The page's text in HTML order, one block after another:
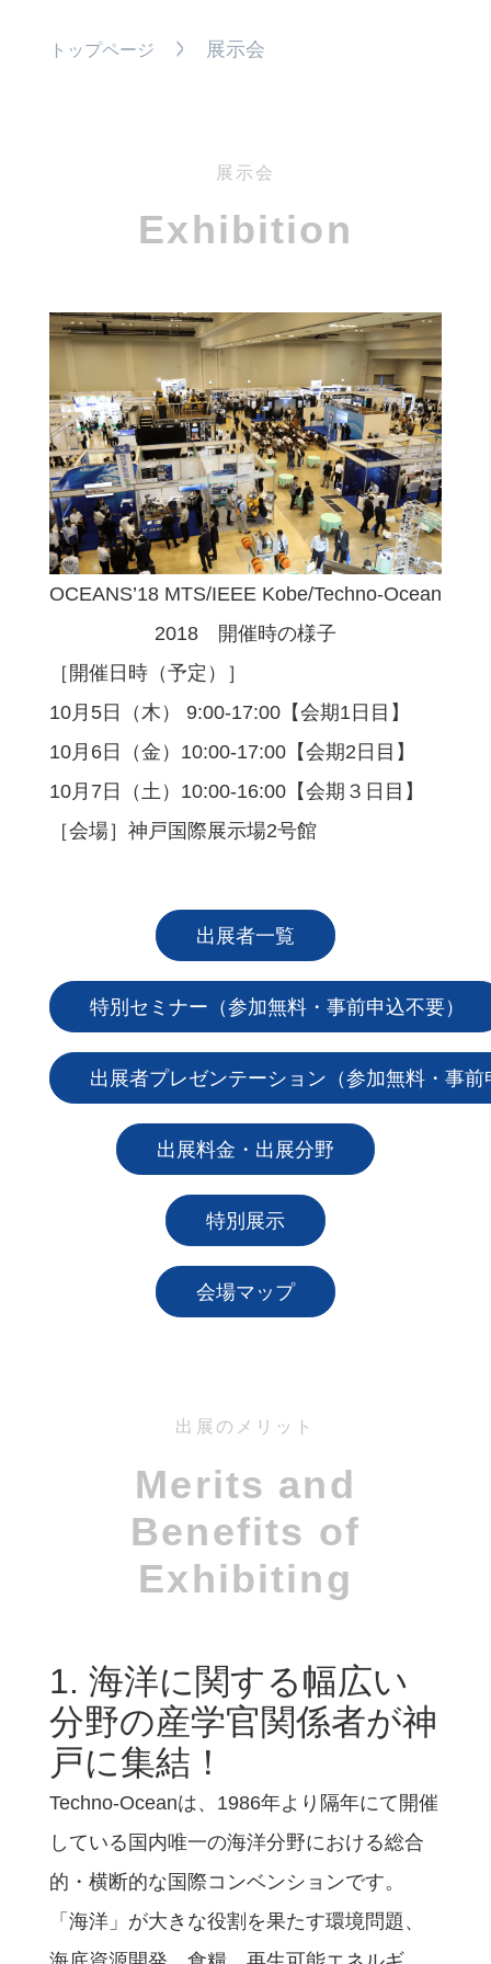
トップページ 展示会
展示会
Exhibition
OCEANS’18 MTS/IEEE Kobe/Techno-Ocean
2018 開催時の様子
［開催日時（予定）］
10月5日（木） 9:00-17:00【会期1日目】
10月6日（金）10:00-17:00【会期2日目】
10月7日（土）10:00-16:00【会期３日目】
［会場］神戸国際展示場2号館
出展者一覧
特別セミナー（参加無料・事前申込不要）
出展者プレゼンテーション（参加無料・事前
出展料金・出展分野
特別展示
会場マップ
出展のメリット
Merits and
Benefits of
Exhibiting
1. 海洋に関する幅広い
分野の産学官関係者が神
戸に集結！
Techno-Oceanは、1986年より隔年にて開催
している国内唯一の海洋分野における総合
的・横断的な国際コンベンションです。
「海洋」が大きな役割を果たす環境問題、